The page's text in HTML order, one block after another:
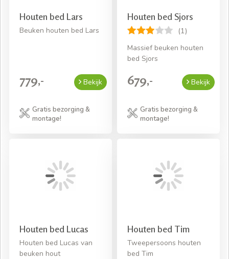
Houten bed Lars
Beuken houten bed Lars
779,- Bekijk
Gratis bezorging &
montage!
Houten bed Sjors
(1)
Massief beuken houten
bed Sjors
679,- Bekijk
Gratis bezorging &
montage!
Houten bed Lucas
Houten bed Lucas van
beuken hout
Houten bed Tim
Tweepersoons houten
bed Tim